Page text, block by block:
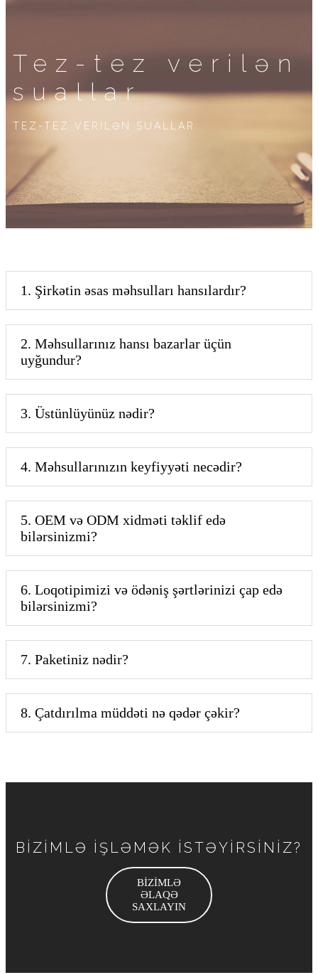
Tez-tez verilən
suallar
TEZ-TEZ VERİLƏN SUALLAR
1. Şirkətin əsas məhsulları hansılardır?
2. Məhsullarınız hansı bazarlar üçün
uyğundur?
3. Üstünlüyünüz nədir?
4. Məhsullarınızın keyfiyyəti necədir?
5. OEM və ODM xidməti təklif edə
bilərsinizmi?
6. Loqotipimizi və ödəniş şərtlərinizi çap edə
bilərsinizmi?
7. Paketiniz nədir?
8. Çatdırılma müddəti nə qədər çəkir?
BİZİMLƏ İŞLƏMƏK İSTƏYİRSİNİZ?
BİZİMLƏ
ƏLAQƏ
SAXLAYIN